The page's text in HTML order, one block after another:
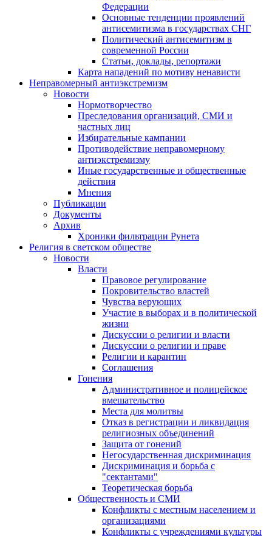
Федерации
Основные тенденции проявлений
антисемитизма в государствах СНГ
Политический антисемитизм в
современной России
Статьи, доклады, репортажи
Карта нападений по мотиву ненависти
Неправомерный антиэкстремизм
Новости
Нормотворчество
Преследования организаций, СМИ и
частных лиц
Избирательные кампании
Противодействие неправомерному
антиэкстремизму
Иные государственные и общественные
действия
Мнения
Публикации
Документы
Архив
Хроники фильтрации Рунета
Религия в светском обществе
Новости
Власти
Правовое регулирование
Покровительство властей
Чувства верующих
Участие в выборах и в политической
жизни
Дискуссии о религии и власти
Дискуссии о религии и праве
Религии и карантин
Соглашения
Гонения
Административное и полицейское
вмешательство
Места для молитвы
Отказ в регистрации и ликвидация
религиозных объединений
Защита от гонений
Негосударственная дискриминация
Дискриминация и борьба с
"сектантами"
Теоретическая борьба
Общественность и СМИ
Конфликты с местным населением и
организациями
Конфликты с учреждениями культуры